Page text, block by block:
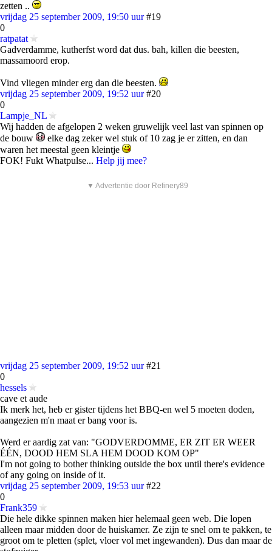
zetten ..
vrijdag 25 september 2009, 19:50 uur #19
0
ratpatat
Gadverdamme, kutherfst word dat dus. bah, killen die beesten,
massamoord erop.
Vind vliegen minder erg dan die beesten.
vrijdag 25 september 2009, 19:52 uur #20
0
Lampje_NL
Wij hadden de afgelopen 2 weken gruwelijk veel last van spinnen op
de bouw
elke dag zeker wel stuk of 10 zag je er zitten, en dan
waren het meestal geen kleintje
FOK! Fukt Whatpulse... Help jij mee?
▼ Advertentie door Refinery89
vrijdag 25 september 2009, 19:52 uur #21
0
hessels
cave et aude
Ik merk het, heb er gister tijdens het BBQ-en wel 5 moeten doden,
aangezien m'n maat er bang voor is.
Werd er aardig zat van: "GODVERDOMME, ER ZIT ER WEER
ÉÉN, DOOD HEM SLA HEM DOOD KOM OP"
I'm not going to bother thinking outside the box until there's evidence
of any going on inside of it.
vrijdag 25 september 2009, 19:53 uur #22
0
Frank359
Die hele dikke spinnen maken hier helemaal geen web. Die lopen
alleen maar midden door de huiskamer. Ze zijn te snel om te pakken, te
groot om te pletten (splet, vloer vol met ingewanden). Dus dan maar de